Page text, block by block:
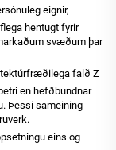
eignir,
hentugt fyrir
svæðum þar
falð Z
en hefðbundnar
Þessi sameining
eins og